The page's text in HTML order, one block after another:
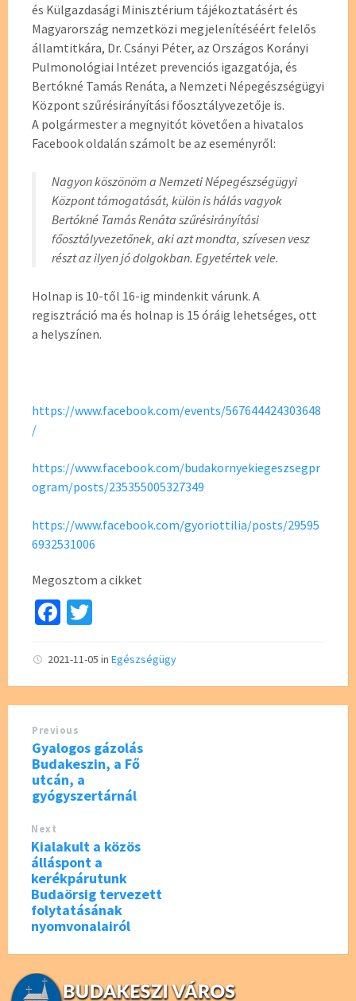
és Külgazdasági Minisztérium tájékoztatásért és
Magyarország nemzetközi megjelenítéséért felelős
államtitkára, Dr. Csányi Péter, az Országos Korányi
Pulmonológiai Intézet prevenciós igazgatója, és
Bertókné Tamás Renáta, a Nemzeti Népegészségügyi
Központ szűrésirányítási főosztályvezetője is.
A polgármester a megnyitót követően a hivatalos
Facebook oldalán számolt be az eseményről:
Nagyon köszönöm a Nemzeti Népegészségügyi
Központ támogatását, külön is hálás vagyok
Bertókné Tamás Renáta szűrésirányítási
főosztályvezetőnek, aki azt mondta, szívesen vesz
részt az ilyen jó dolgokban. Egyetértek vele.
Holnap is 10-től 16-ig mindenkit várunk. A
regisztráció ma és holnap is 15 óráig lehetséges, ott
a helyszínen.
https://www.facebook.com/events/567644424303648
/
https://www.facebook.com/budakornyekiegeszsegpr
ogram/posts/235355005327349
https://www.facebook.com/gyoriottilia/posts/29595
6932531006
Megosztom a cikket
Fa
b
o
o
k
tt
er
2021-11-05 in Egészségügy
Previous
Gyalogos gázolás
Budakeszin, a Fő
utcán, a
gyógyszertárnál
Next
Kialakult a közös
álláspont a
kerékpárutunk
Budaörsig tervezett
folytatásának
nyomvonalairól